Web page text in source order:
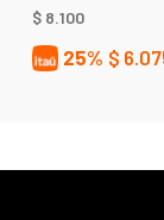
$8.100
25% $